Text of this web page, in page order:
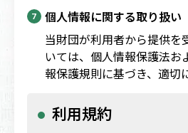
個人情報に関する取り扱い
当財団が利用者から提供を
いては、個人情報保護法お
報保護規則に基づき、適切
利用規約